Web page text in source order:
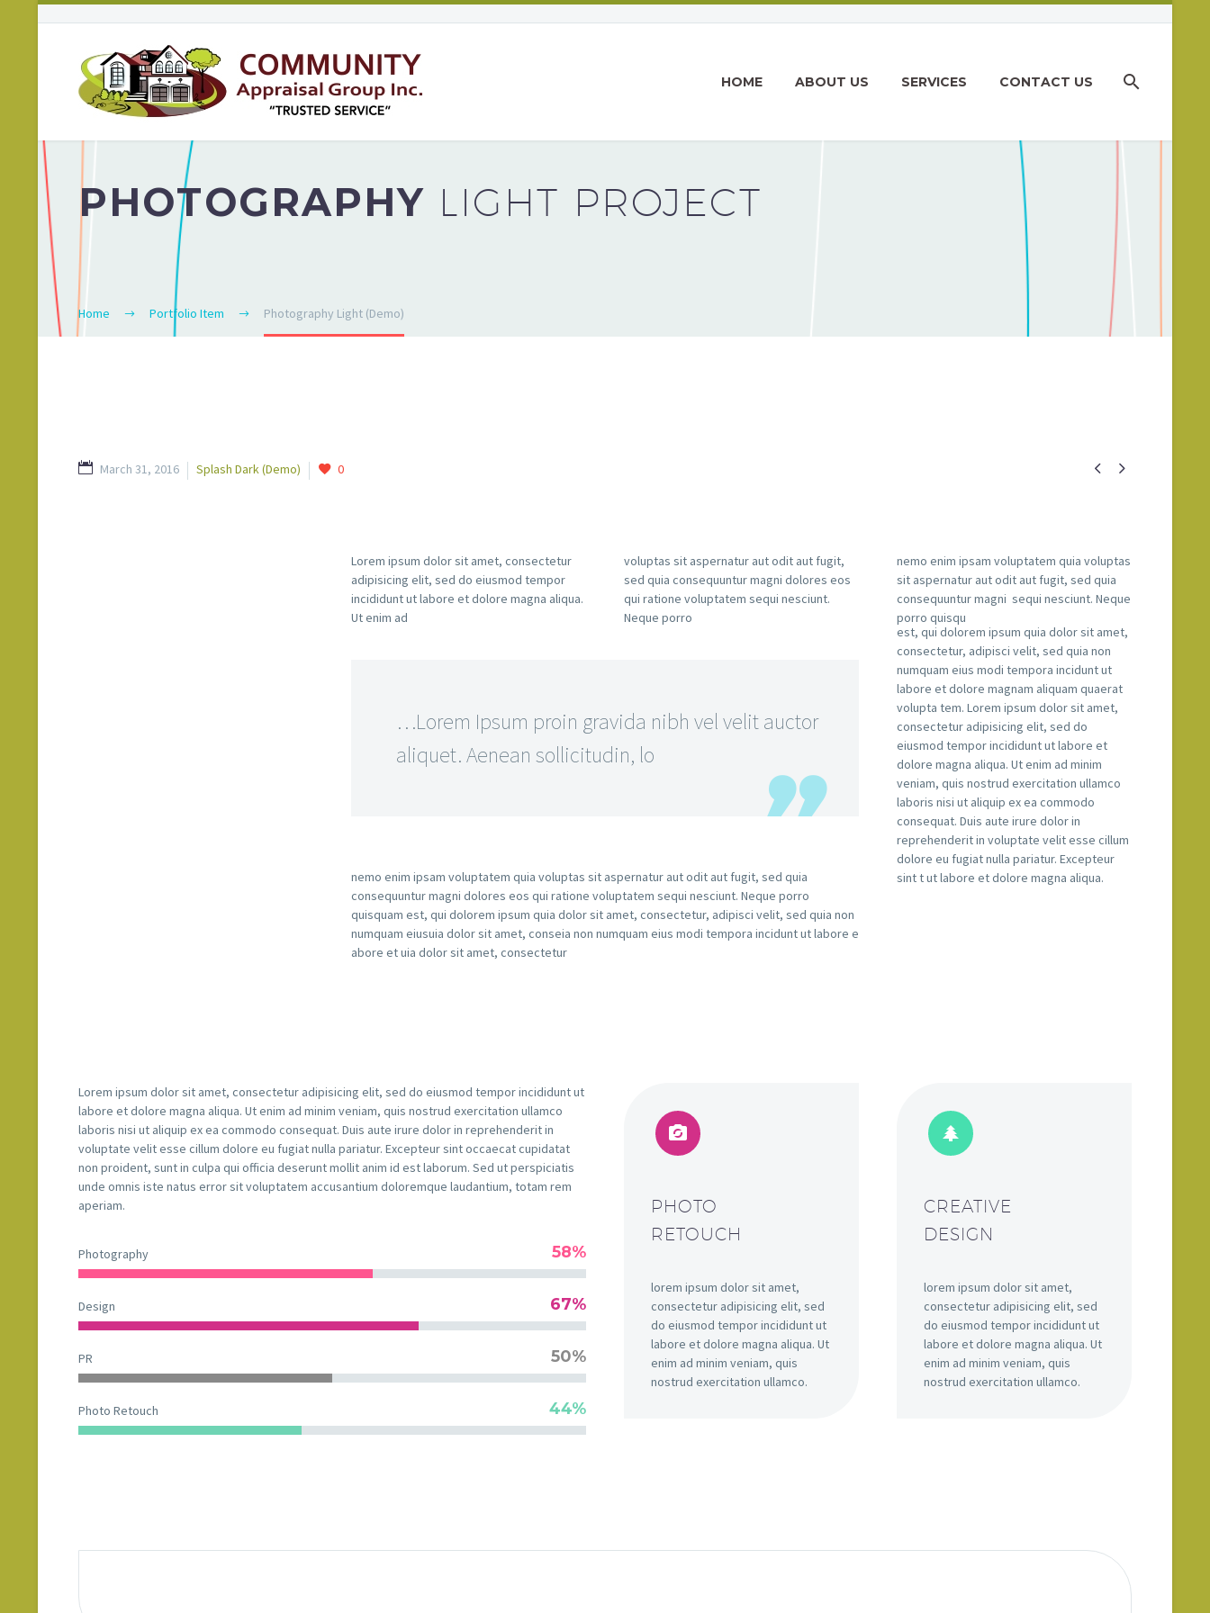
HOME ABOUT US SERVICES CONTACT US
PHOTOGRAPHY LIGHT PROJECT
Home Portfolio Item Photography Light (Demo)
 
March 31, 2016 Splash Dark (Demo) 0
Lorem ipsum dolor sit amet, consectetur
adipisicing elit, sed do eiusmod tempor
incididunt ut labore et dolore magna aliqua.
Ut enim ad
voluptas sit aspernatur aut odit aut fugit,
sed quia consequuntur magni dolores eos
qui ratione voluptatem sequi nesciunt.
Neque porro
nemo enim ipsam voluptatem quia voluptas
sit aspernatur aut odit aut fugit, sed quia
consequuntur magni sequi nesciunt. Neque
porro quisqu
…Lorem Ipsum proin gravida nibh vel velit auctor
aliquet. Aenean sollicitudin, lo
nemo enim ipsam voluptatem quia voluptas sit aspernatur aut odit aut fugit, sed quia
consequuntur magni dolores eos qui ratione voluptatem sequi nesciunt. Neque porro
quisquam est, qui dolorem ipsum quia dolor sit amet, consectetur, adipisci velit, sed quia non
numquam eiusuia dolor sit amet, conseia non numquam eius modi tempora incidunt ut labore e
abore et uia dolor sit amet, consectetur
est, qui dolorem ipsum quia dolor sit amet,
consectetur, adipisci velit, sed quia non
numquam eius modi tempora incidunt ut
labore et dolore magnam aliquam quaerat
volupta tem. Lorem ipsum dolor sit amet,
consectetur adipisicing elit, sed do
eiusmod tempor incididunt ut labore et
dolore magna aliqua. Ut enim ad minim
veniam, quis nostrud exercitation ullamco
laboris nisi ut aliquip ex ea commodo
consequat. Duis aute irure dolor in
reprehenderit in voluptate velit esse cillum
dolore eu fugiat nulla pariatur. Excepteur
sint t ut labore et dolore magna aliqua.
Lorem ipsum dolor sit amet, consectetur adipisicing elit, sed do eiusmod tempor incididunt ut
labore et dolore magna aliqua. Ut enim ad minim veniam, quis nostrud exercitation ullamco
laboris nisi ut aliquip ex ea commodo consequat. Duis aute irure dolor in reprehenderit in
voluptate velit esse cillum dolore eu fugiat nulla pariatur. Excepteur sint occaecat cupidatat
non proident, sunt in culpa qui officia deserunt mollit anim id est laborum. Sed ut perspiciatis
unde omnis iste natus error sit voluptatem accusantium doloremque laudantium, totam rem
aperiam.
Photography 58%
Design 67%
PR 50%
Photo Retouch 44%


PHOTO
RETOUCH
lorem ipsum dolor sit amet,
consectetur adipisicing elit, sed
do eiusmod tempor incididunt ut
labore et dolore magna aliqua. Ut
enim ad minim veniam, quis
nostrud exercitation ullamco.


CREATIVE
DESIGN
lorem ipsum dolor sit amet,
consectetur adipisicing elit, sed
do eiusmod tempor incididunt ut
labore et dolore magna aliqua. Ut
enim ad minim veniam, quis
nostrud exercitation ullamco.